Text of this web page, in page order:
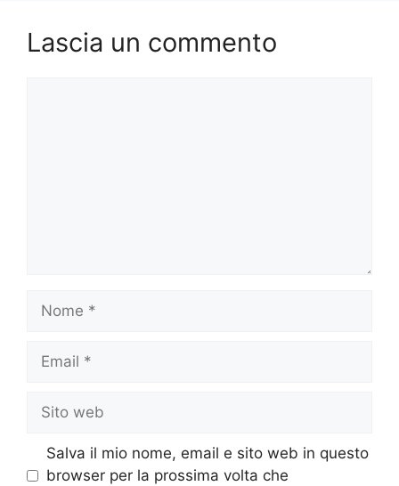
Lascia un commento
Nome
Email
Sito
web
Salva il mio nome, email e sito web in questo
browser per la prossima volta che